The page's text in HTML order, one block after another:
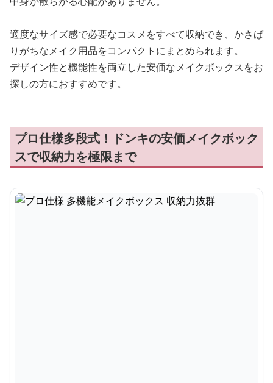
適度なサイズ感で必要なコスメをすべて収納でき、かさば
りがちなメイク用品をコンパクトにまとめられます。
デザイン性と機能性を両立した安価なメイクボックスをお
探しの方におすすめです。
プロ仕様多段式！ドンキの安価メイクボック
スで収納力を極限まで